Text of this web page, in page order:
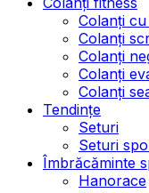
Colanți
Colanți
Colanți
Colanți
Colanți
Tendințe
Seturi
Seturi
Îmbrăcăminte
Hanorace